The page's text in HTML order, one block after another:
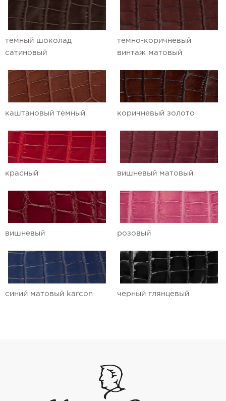
темный шоколад
сатиновый
темно-коричневый
винтаж матовый
каштановый темный коричневый золото
красный вишневый матовый
вишневый розовый
синий матовый karcon черный глянцевый